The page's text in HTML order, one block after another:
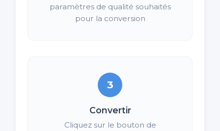
paramètres de qualité souhaités
pour la conversion
3
Convertir
Cliquez sur le bouton de